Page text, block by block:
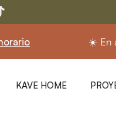
☀️ En agosto seguimos
KAVE HOME